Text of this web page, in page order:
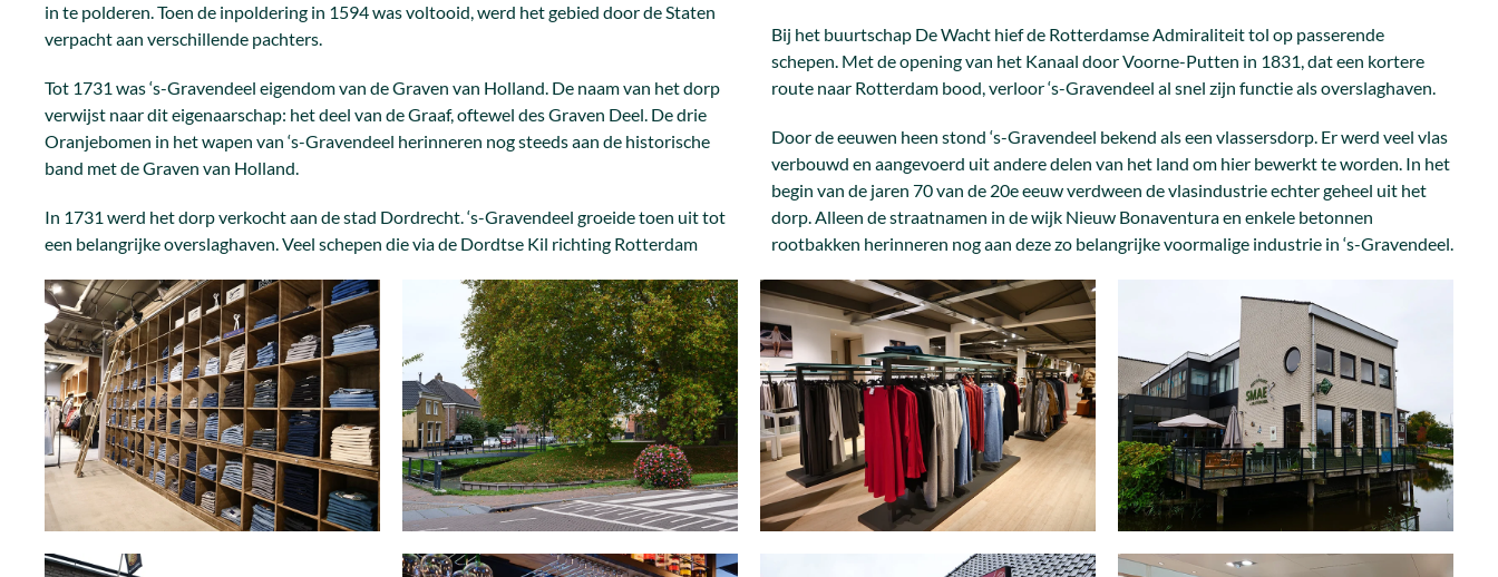
in te polderen. Toen de inpoldering in 1594 was voltooid, werd het gebied door de Staten
verpacht aan verschillende pachters.
Tot 1731 was ‘s-Gravendeel eigendom van de Graven van Holland. De naam van het dorp
verwijst naar dit eigenaarschap: het deel van de Graaf, oftewel des Graven Deel. De drie
Oranjebomen in het wapen van ‘s-Gravendeel herinneren nog steeds aan de historische
band met de Graven van Holland.
In 1731 werd het dorp verkocht aan de stad Dordrecht. ‘s-Gravendeel groeide toen uit tot
een belangrijke overslaghaven. Veel schepen die via de Dordtse Kil richting Rotterdam
Bij het buurtschap De Wacht hief de Rotterdamse Admiraliteit tol op passerende
schepen. Met de opening van het Kanaal door Voorne-Putten in 1831, dat een kortere
route naar Rotterdam bood, verloor ‘s-Gravendeel al snel zijn functie als overslaghaven.
Door de eeuwen heen stond ‘s-Gravendeel bekend als een vlassersdorp. Er werd veel vlas
verbouwd en aangevoerd uit andere delen van het land om hier bewerkt te worden. In het
begin van de jaren 70 van de 20e eeuw verdween de vlasindustrie echter geheel uit het
dorp. Alleen de straatnamen in de wijk Nieuw Bonaventura en enkele betonnen
rootbakken herinneren nog aan deze zo belangrijke voormalige industrie in ‘s-Gravendeel.